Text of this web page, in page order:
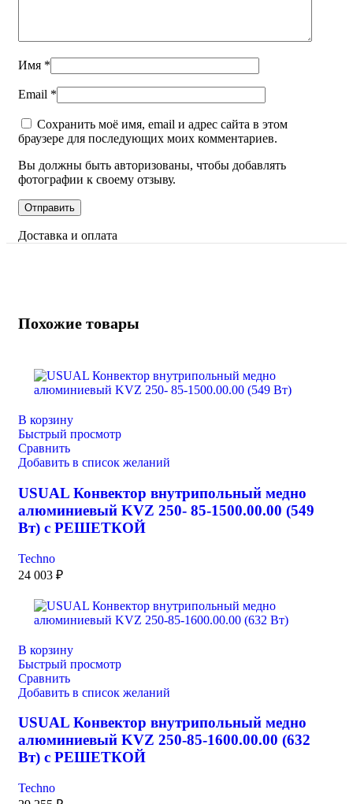
Имя *
Email *
Сохранить моё имя, email и адрес сайта в этом
браузере для последующих моих комментариев.
Вы должны быть авторизованы, чтобы добавлять
фотографии к своему отзыву.
Доставка и оплата
Похожие товары
В корзину
Быстрый просмотр
Сравнить
Добавить в список желаний
USUAL Конвектор внутрипольный медно
алюминиевый KVZ 250- 85-1500.00.00 (549
Вт) с РЕШЕТКОЙ
Techno
24 003 ₽
В корзину
Быстрый просмотр
Сравнить
Добавить в список желаний
USUAL Конвектор внутрипольный медно
алюминиевый KVZ 250-85-1600.00.00 (632
Вт) с РЕШЕТКОЙ
Techno